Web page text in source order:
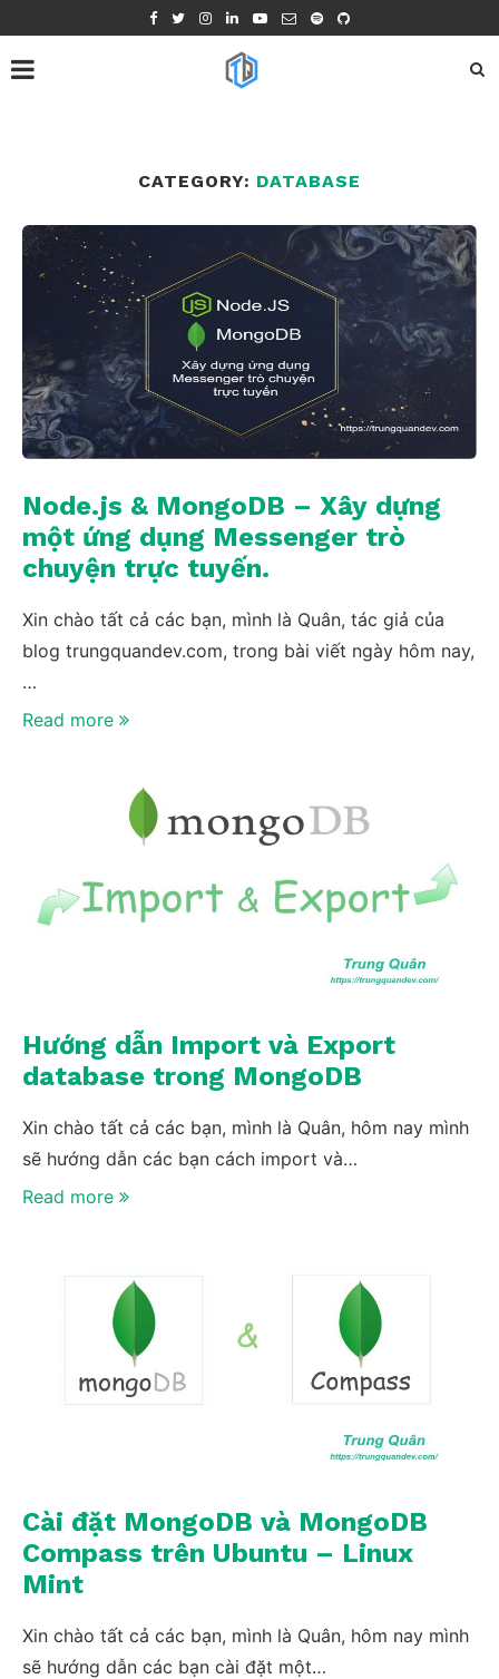
CATEGORY: DATABASE
Node.js & MongoDB – Xây dựng
một ứng dụng Messenger trò
chuyện trực tuyến.
Xin chào tất cả các bạn, mình là Quân, tác giả của
blog trungquandev.com, trong bài viết ngày hôm nay,
…
Read more
Hướng dẫn Import và Export
database trong MongoDB
Xin chào tất cả các bạn, mình là Quân, hôm nay mình
sẽ hướng dẫn các bạn cách import và…
Read more
Cài đặt MongoDB và MongoDB
Compass trên Ubuntu – Linux
Mint
Xin chào tất cả các bạn, mình là Quân, hôm nay mình
sẽ hướng dẫn các bạn cài đặt một…